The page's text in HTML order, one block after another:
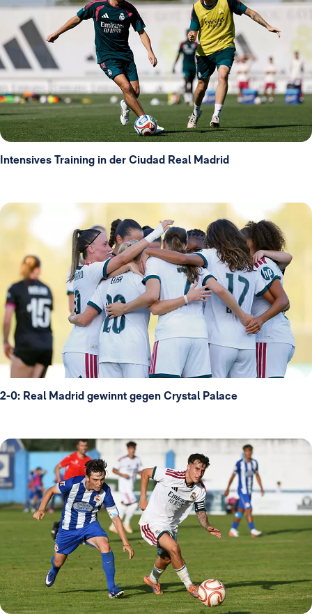
Intensives Training in der Ciudad Real Madrid
2-0: Real Madrid gewinnt gegen Crystal Palace